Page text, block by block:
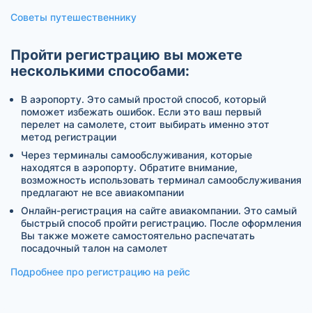
Советы путешественнику
Пройти регистрацию вы можете
несколькими способами:
В аэропорту. Это самый простой способ, который
поможет избежать ошибок. Если это ваш первый
перелет на самолете, стоит выбирать именно этот
метод регистрации
Через терминалы самообслуживания, которые
находятся в аэропорту. Обратите внимание,
возможность использовать терминал самообслуживания
предлагают не все авиакомпании
Онлайн-регистрация на сайте авиакомпании. Это самый
быстрый способ пройти регистрацию. После оформления
Вы также можете самостоятельно распечатать
посадочный талон на самолет
Подробнее про регистрацию на рейс